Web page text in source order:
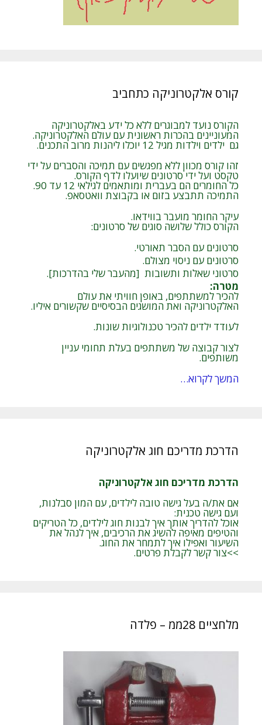
קורס אלקטרוניקה כתחביב
הקורס נועד למבוגרים ללא כל ידע באלקטרוניקה
המעוניינים בהכרות ראשונית עם עולם האלקטרוניקה.
גם ילדים וילדות מגיל 12 יוכלו ליהנות מרוב התכנים.
זהו קורס מכוון ללא מפגשים עם תמיכה והסברים על ידי
טקסט ועל ידי סרטונים שיועלו לדף הקורס.
כל החומרים הם בעברית ומותאמים לגילאי 12 עד 90.
התמיכה תתבצע בזום או בקבוצת וואטסאפ.
עיקר החומר מועבר בווידאו.
הקורס כולל שלושה סוגים של סרטונים:
סרטונים עם הסבר תאורטי.
סרטונים עם ניסוי מצולם.
סרטוני שאלות ותשובות [מהעבר שלי בהדרכות].
מטרה:
להכיר למשתתפים, באופן חוויתי את עולם
האלקטרוניקה ואת המושגים הבסיסיים שקשורים איליו.
לעודד ילדים להכיר טכנולוגיות שונות.
לצור קבוצה של משתתפים בעלת תחומי עניין
משותפים.
המשך לקרוא…
הדרכת מדריכם חוג אלקטרוניקה
הדרכת מדריכם חוג אלקטרוניקה
אם את/ה בעל גישה טובה לילדים, עם המון סבלנות,
ועם גישה טכנית:
אוכל להדריך אותך איך לבנות חוג לילדים, כל הטריקים
והטיפים מאיפה להשיג את הרכיבים, איך לנהל את
השיעור ואפילו איך לתמחר את החוג.
>>צור קשר לקבלת פרטים.
מלחציים 28ממ – פלדה